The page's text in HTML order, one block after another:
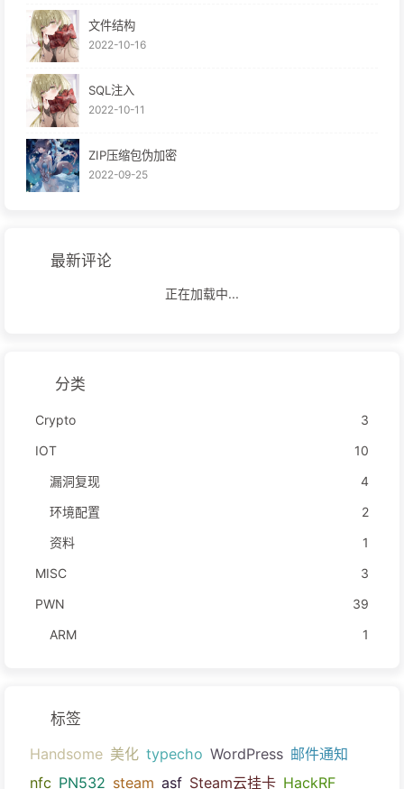
文件结构
2022-10-16
SQL注入
2022-10-11
ZIP压缩包伪加密
2022-09-25
最新评论
正在加载中...
分类
Crypto
3
IOT
10
漏洞复现
4
环境配置
2
资料
1
MISC
3
PWN
39
ARM
1
标签
Handsome 美化 typecho WordPress 邮件通知
nfc PN532 steam asf Steam云挂卡 HackRF